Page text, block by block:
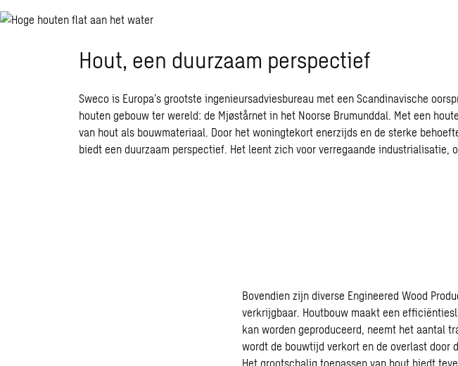
Hout, een duurzaam perspectief
Sweco is Europa’s grootste ingenieursadviesbureau met een Scandinavische
houten gebouw ter wereld: de Mjøstårnet in het Noorse Brumunddal. Met een
van hout als bouwmateriaal. Door het woningtekort enerzijds en de sterke
biedt een duurzaam perspectief. Het leent zich voor verregaande industrialisatie,
Bovendien zijn diverse Engineered Wood
verkrijgbaar. Houtbouw maakt een
kan worden geproduceerd, neemt het aantal
wordt de bouwtijd verkort en de overlast door
Het grootschalig toepassen van hout biedt